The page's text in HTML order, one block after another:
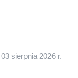
sierpnia 2026 r.